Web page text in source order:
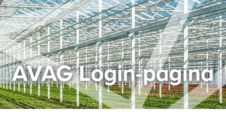
AVAG Login-pagina